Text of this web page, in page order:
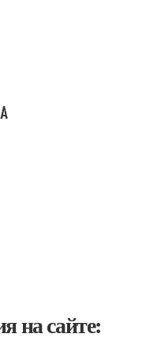
на сайте: